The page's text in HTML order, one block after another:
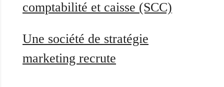
comptabilité et caisse (SCC)
Une société de stratégie
marketing recrute